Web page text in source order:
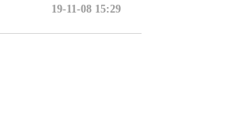
19-11-08 15:29